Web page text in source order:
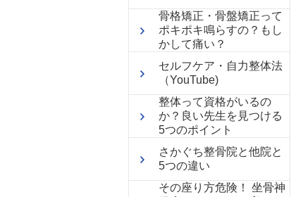
骨格矯正・骨盤矯正って
ポキポキ鳴らすの？もし
かして痛い？
セルフケア・自力整体法
（YouTube)
整体って資格がいるの
か？良い先生を見つける
5つのポイント
さかぐち整骨院と他院と
5つの違い
その座り方危険！ 坐骨神